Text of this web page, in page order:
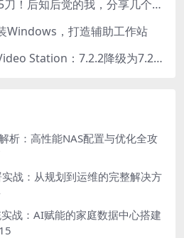
Immich收费了？25刀！后知后觉的我，分享几个方法DIY这款最强家庭照片管理工具
Windows，打造辅助工作站
群辉NAS降级使用Video Station：7.2.2降级为7.2.1，也可降为其他版本
析：高性能NAS配置与优化全攻
战：从规划到运维的完整解决方
战：AI赋能的家庭数据中心搭建